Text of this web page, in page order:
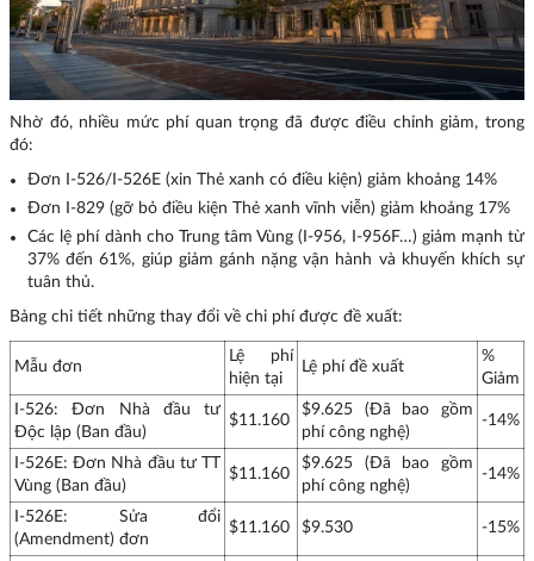
Nhờ đó, nhiều mức phí quan trọng đã được điều chỉnh giảm, trong
đó:
Đơn I-526/I-526E (xin Thẻ xanh có điều kiện) giảm khoảng 14%
Đơn I-829 (gỡ bỏ điều kiện Thẻ xanh vĩnh viễn) giảm khoảng 17%
Các lệ phí dành cho Trung tâm Vùng (I-956, I-956F…) giảm mạnh từ
37% đến 61%, giúp giảm gánh nặng vận hành và khuyến khích sự
tuân thủ.
Bảng chi tiết những thay đổi về chi phí được đề xuất:
Mẫu đơn
Lệ phí
hiện tại
Lệ phí đề xuất
%
Giảm
I-526: Đơn Nhà đầu tư
Độc lập (Ban đầu)
$11.160
$9.625 (Đã bao gồm
phí công nghệ)
-14%
I-526E: Đơn Nhà đầu tư TT
Vùng (Ban đầu)
$11.160
$9.625 (Đã bao gồm
phí công nghệ)
-14%
I-526E: Sửa đổi
(Amendment) đơn
$11.160 $9.530 -15%